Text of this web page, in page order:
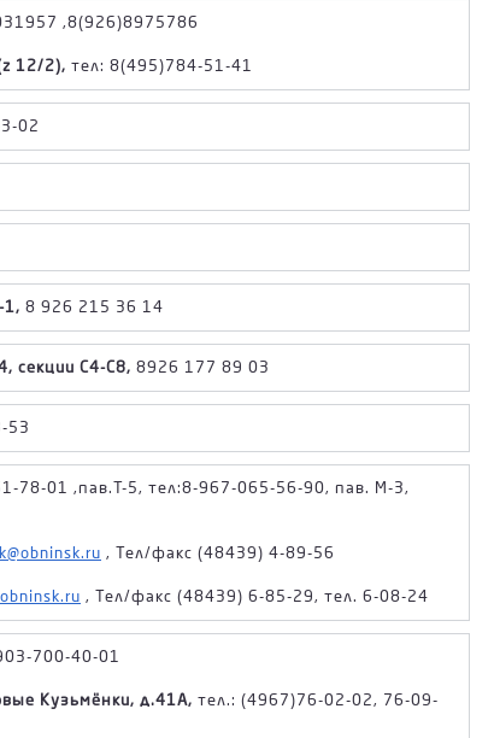
,8(926)8975786
12/2), тел: 8(495)784-51-41
02
1, 8 926 215 36 14
секции С4-С8, 8926 177 89 03
53
78-01 ,пав.Т-5, тел:8-967-065-56-90, пав. М-3,
, Тел/факс (48439) 4-89-56
, Тел/факс (48439) 6-85-29, тел. 6-08-24
700-40-01
Кузьмёнки, д.41А, тел.: (4967)76-02-02, 76-09-